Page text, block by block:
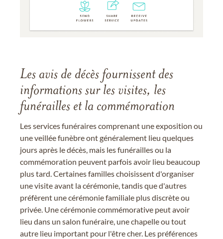
Les avis de décès fournissent des
informations sur les visites, les
funérailles et la commémoration
Les services funéraires comprenant une exposition ou
une veillée funèbre ont généralement lieu quelques
jours après le décès, mais les funérailles ou la
commémoration peuvent parfois avoir lieu beaucoup
plus tard. Certaines familles choisissent d'organiser
une visite avant la cérémonie, tandis que d'autres
préfèrent une cérémonie familiale plus discrète ou
privée. Une cérémonie commémorative peut avoir
lieu dans un salon funéraire, une chapelle ou tout
autre lieu important pour l'être cher. Les préférences